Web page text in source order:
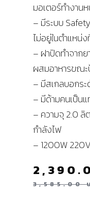
มอเตอร์ทำงาน
– มีระบบ
ไม่อยู่ในตำแหน่
– ฝาปิดทำจาก
ผสมอาหารขณะ
– มีสเกลบอกระ
– มีด้ามคนเป็น
– ความจุ 2.0 ลิ
กำลังไฟ
– 1200W
3,585.00